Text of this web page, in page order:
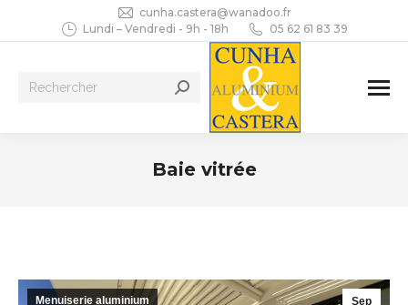
cunha.castera@wanadoo.fr
Lundi – Vendredi - 9h - 18h
05 62 61 83 39
Recherche
Baie vitrée
Sep
Menuiserie aluminium